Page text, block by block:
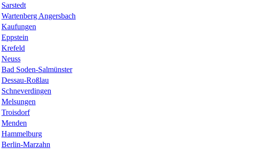
Sarstedt
Wartenberg Angersbach
Kaufungen
Eppstein
Krefeld
Neuss
Bad Soden-Salmünster
Dessau-Roßlau
Schneverdingen
Melsungen
Troisdorf
Menden
Hammelburg
Berlin-Marzahn